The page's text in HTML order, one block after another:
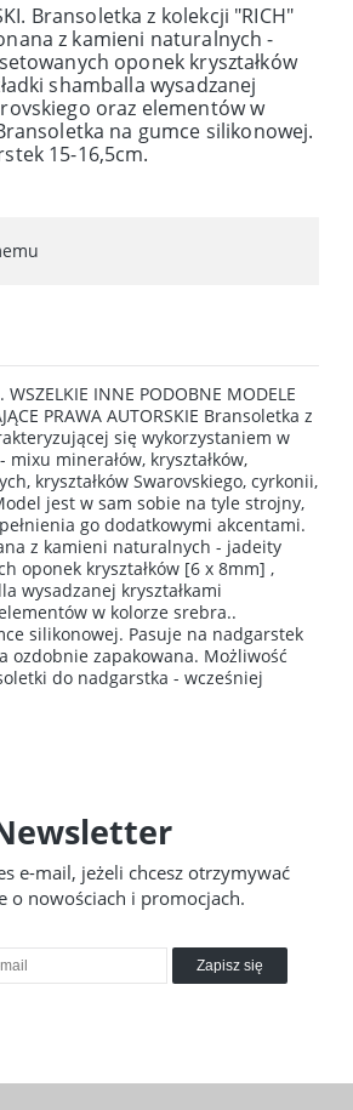
Bransoletka z kolekcji "RICH"
z kamieni naturalnych -
oponek kryształków
shamballa wysadzanej
oraz elementów w
na gumce silikonowej.
15-16,5cm.
WSZELKIE INNE PODOBNE MODELE
PRAWA AUTORSKIE Bransoletka z
się wykorzystaniem w
minerałów, kryształków,
kryształków Swarovskiego, cyrkonii,
jest w sam sobie na tyle strojny,
go dodatkowymi akcentami.
z kamieni naturalnych - jadeity
oponek kryształków [6 x 8mm] ,
wysadzanej kryształkami
w kolorze srebra..
silikonowej. Pasuje na nadgarstek
ozdobnie zapakowana. Możliwość
do nadgarstka - wcześniej
e-mail, jeżeli chcesz otrzymywać
o nowościach i promocjach.
Zapisz się